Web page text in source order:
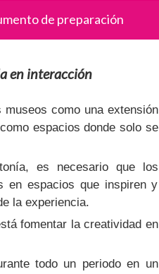
de preparación
en interacción
como una extensión
espacios donde solo se
es necesario que los
en espacios que inspiren y
la experiencia.
fomentar la creatividad en
todo un periodo en un